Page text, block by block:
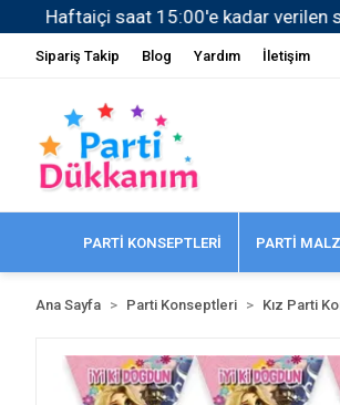
Sipariş Takip Blog Yardım İletişim
PARTİ KONSEPTLERİ PARTİ
Ana Sayfa Parti Konseptleri Kız Parti